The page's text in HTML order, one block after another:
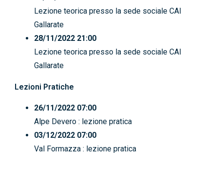
Lezione teorica presso la sede sociale CAI
Gallarate
28/11/2022 21:00
Lezione teorica presso la sede sociale CAI
Gallarate
Lezioni Pratiche
26/11/2022 07:00
Alpe Devero : lezione pratica
03/12/2022 07:00
Val Formazza : lezione pratica